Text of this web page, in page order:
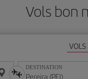
Vols bon
VOLS
DESTINATION